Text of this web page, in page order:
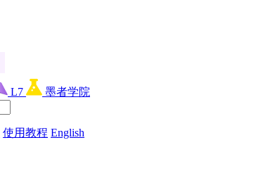
L7 墨者学院
使用教程 English